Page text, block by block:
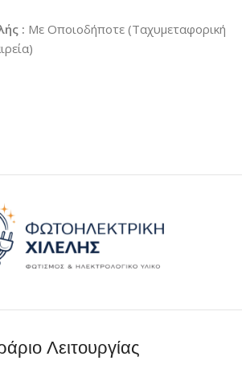
: Με Οποιοδήποτε (Ταχυμεταφορική
Λειτουργίας